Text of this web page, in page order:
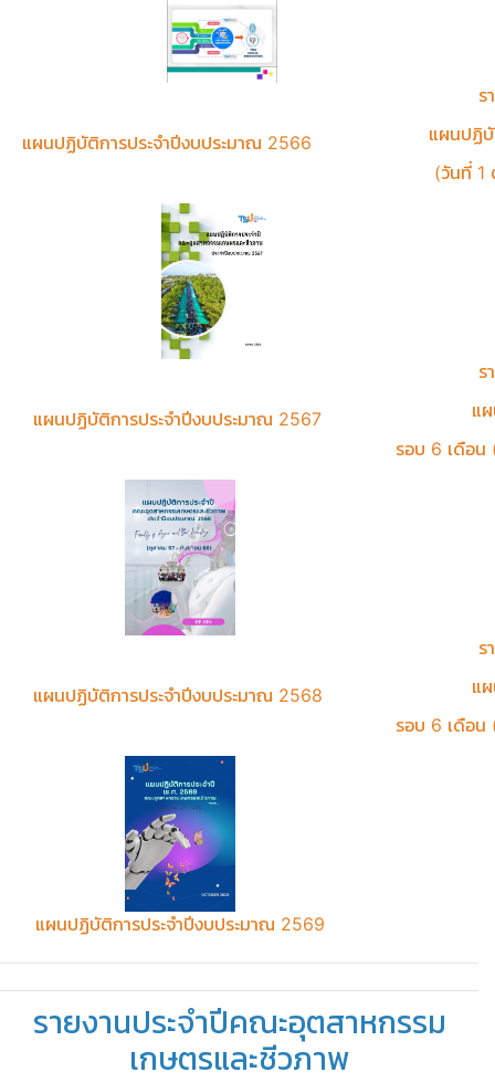
แผนปฏิบัติการประจำปีงบประมาณ 2566
ร
แผนปฏิ
(วันที่ 1
แผนปฏิบัติการประจำปีงบประมาณ 2567
ร
แ
รอบ 6 เดือ
แผนปฏิบัติการประจำปีงบประมาณ 2568
ร
แ
รอบ 6 เดือ
แผนปฏิบัติการประจำปีงบประมาณ 2569
รายงานประจำปีคณะอุตสาหกรรม
เกษตรและชีวภาพ